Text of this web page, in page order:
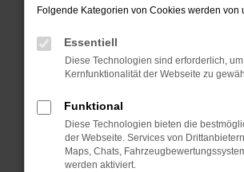
Prüfe deine
können das Laden bestimmter
verhindern. Funktioniert die Seite
Fenster?
Starte dein Gerät neu.
Das kann manchmal helfen,
Probleme zu beheben.
Folgende Kategorien von Cookies werden von
Essentiell
Diese Technologien sind erforderlich,
Kernfunktionalität der Webseite zu
Funktional
Diese Technologien bieten die
der Webseite. Services von
Maps, Chats,
werden aktiviert.